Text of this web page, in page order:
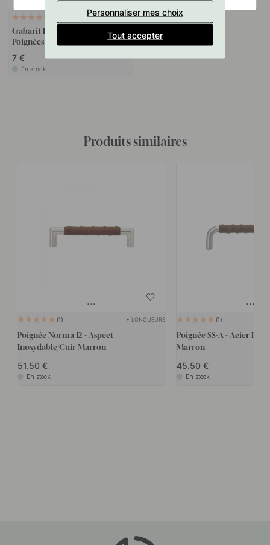
Gabarit De Perçage Pour
Poignées Et Boutons
7 €
En stock
Produits similaires
1 + LONGUEURS
Poignée Norma 12 - Aspect
Inoxydable/Cuir Marron
51.50
En stock
1
Poignée SS-A - Acier
Marron
45.50
En stock
Personnaliser mes choix
Tout accepter